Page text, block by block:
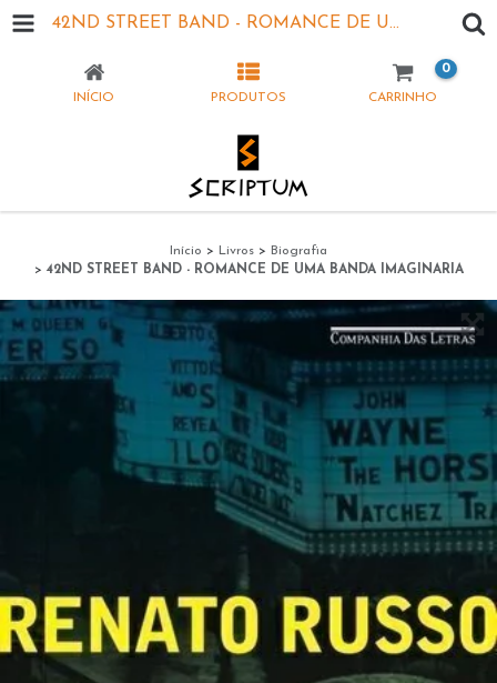
42ND STREET BAND - ROMANCE DE UMA BANDA IMAGINARIA
INÍCIO PRODUTOS CARRINHO
0
Início > Livros > Biografia
> 42ND STREET BAND - ROMANCE DE UMA BANDA IMAGINARIA